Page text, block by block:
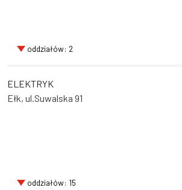
oddziałów: 2
ELEKTRYK
Ełk, ul.Suwalska 91
oddziałów: 15